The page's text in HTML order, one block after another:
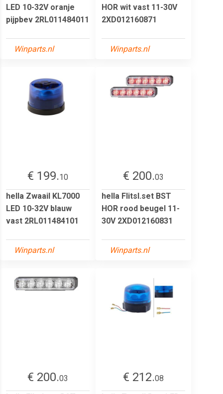
LED 10-32V oranje
pijpbev 2RL011484011
Winparts.nl
HOR wit vast 11-30V
2XD012160871
Winparts.nl
€ 199.10
hella Zwaail KL7000
LED 10-32V blauw
vast 2RL011484101
Winparts.nl
€ 200.03
hella Flitsl.set BST
HOR rood beugel 11-
30V 2XD012160831
Winparts.nl
€ 200.03
€ 212.08